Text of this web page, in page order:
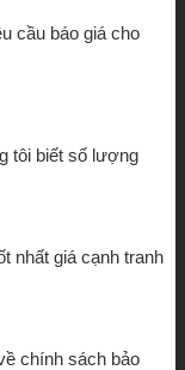
cầu báo giá cho
tôi biết số lượng
nhất giá cạnh tranh
chính sách bảo